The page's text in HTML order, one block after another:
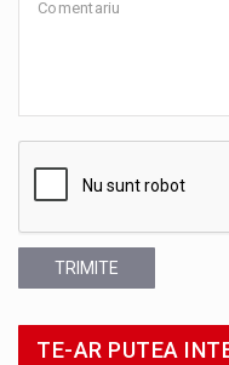
TRIMITE
TE-AR PUTEA